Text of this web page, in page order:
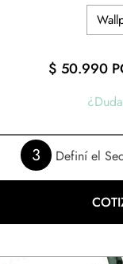
$ 50.990
3 Definí el